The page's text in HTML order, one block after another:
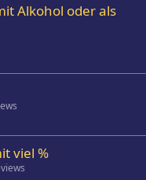
Alkohol oder als
viel %